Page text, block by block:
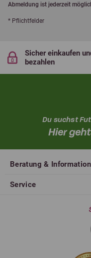
Abmeldung ist jederzeit
* Pflichtfelder
Sicher einkaufen
bezahlen
Du suchst
Hier
Beratung & Information
Service